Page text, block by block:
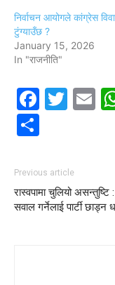
निर्वाचन आयोगले कांग्रेस
टुंग्याउँछ ?
January 15, 2026
In "राजनीति"
Previous article
रास्वपामा चुलियो
सवाल गर्नेलाई पार्टी छाड्न